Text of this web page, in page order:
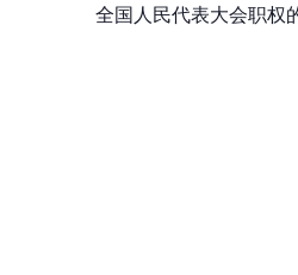
全国人民代表大会职权